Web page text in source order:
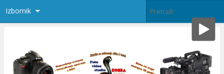
Izbornik